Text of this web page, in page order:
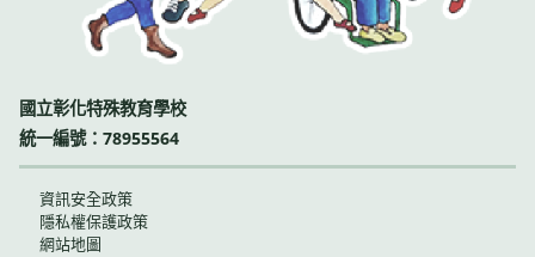
國立彰化特殊教育學校
統一編號：78955564
資訊安全政策
隱私權保護政策
網站地圖